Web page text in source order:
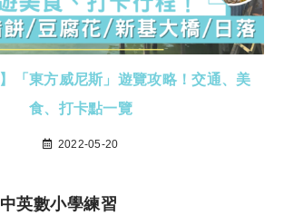
】「東方威尼斯」遊覽攻略！交通、美
食、打卡點一覽
2022-05-20
英數小學練習